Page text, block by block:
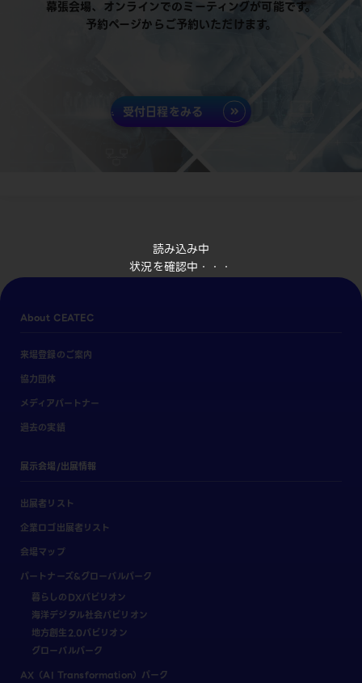
読み込み中
状況を確認中・・・
幕張会場、オンラインでのミーティングが可能です。
予約ページからご予約いただけます。
受付日程をみる
About CEATEC
来場登録のご案内
協力団体
メディアパートナー
過去の実績
展示会場/出展情報
出展者リスト
企業ロゴ出展者リスト
会場マップ
パートナーズ&グローバルパーク
暮らしのDXパビリオン
海洋デジタル社会パビリオン
地方創生2.0パビリオン
グローバルパーク
AX（AI Transformation）パーク